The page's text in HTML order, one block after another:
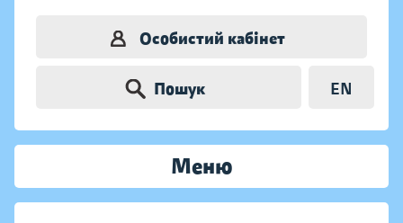
Особистий кабінет
Пошук EN
Меню